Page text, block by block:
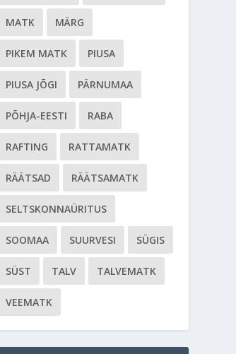
MATK MÄRG
PIKEM MATK PIUSA
PIUSA JÕGI PÄRNUMAA
PÕHJA-EESTI RABA
RAFTING RATTAMATK
RÄÄTSAD RÄÄTSAMATK
SELTSKONNAÜRITUS
SOOMAA SUURVESI SÜGIS
SÜST TALV TALVEMATK
VEEMATK